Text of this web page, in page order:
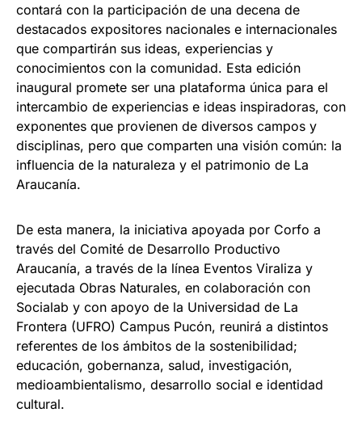
contará con la participación de una decena de
destacados expositores nacionales e internacionales
que compartirán sus ideas, experiencias y
conocimientos con la comunidad. Esta edición
inaugural promete ser una plataforma única para el
intercambio de experiencias e ideas inspiradoras, con
exponentes que provienen de diversos campos y
disciplinas, pero que comparten una visión común: la
influencia de la naturaleza y el patrimonio de La
Araucanía.
De esta manera, la iniciativa apoyada por Corfo a
través del Comité de Desarrollo Productivo
Araucanía, a través de la línea Eventos Viraliza y
ejecutada Obras Naturales, en colaboración con
Socialab y con apoyo de la Universidad de La
Frontera (UFRO) Campus Pucón, reunirá a distintos
referentes de los ámbitos de la sostenibilidad;
educación, gobernanza, salud, investigación,
medioambientalismo, desarrollo social e identidad
cultural.